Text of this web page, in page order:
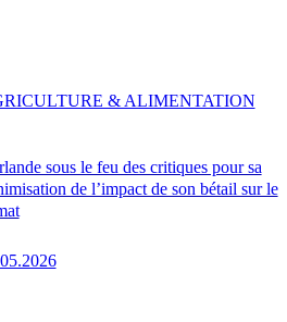
sous le feu des critiques pour sa
de l’impact de son bétail sur le
& ALIMENTATION